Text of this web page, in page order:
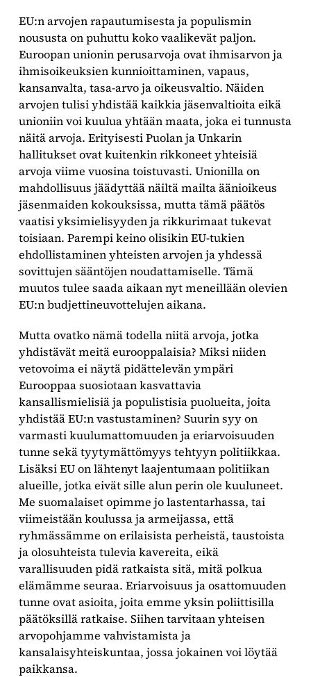
EU:n arvojen rapautumisesta ja populismin
noususta on puhuttu koko vaalikevät paljon.
Euroopan unionin perusarvoja ovat ihmisarvon ja
ihmisoikeuksien kunnioittaminen, vapaus,
kansanvalta, tasa-arvo ja oikeusvaltio. Näiden
arvojen tulisi yhdistää kaikkia jäsenvaltioita eikä
unioniin voi kuulua yhtään maata, joka ei tunnusta
näitä arvoja. Erityisesti Puolan ja Unkarin
hallitukset ovat kuitenkin rikkoneet yhteisiä
arvoja viime vuosina toistuvasti. Unionilla on
mahdollisuus jäädyttää näiltä mailta äänioikeus
jäsenmaiden kokouksissa, mutta tämä päätös
vaatisi yksimielisyyden ja rikkurimaat tukevat
toisiaan. Parempi keino olisikin EU-tukien
ehdollistaminen yhteisten arvojen ja yhdessä
sovittujen sääntöjen noudattamiselle. Tämä
muutos tulee saada aikaan nyt meneillään olevien
EU:n budjettineuvottelujen aikana.
Mutta ovatko nämä todella niitä arvoja, jotka
yhdistävät meitä eurooppalaisia? Miksi niiden
vetovoima ei näytä pidättelevän ympäri
Eurooppaa suosiotaan kasvattavia
kansallismielisiä ja populistisia puolueita, joita
yhdistää EU:n vastustaminen? Suurin syy on
varmasti kuulumattomuuden ja eriarvoisuuden
tunne sekä tyytymättömyys tehtyyn politiikkaa.
Lisäksi EU on lähtenyt laajentumaan politiikan
alueille, jotka eivät sille alun perin ole kuuluneet.
Me suomalaiset opimme jo lastentarhassa, tai
viimeistään koulussa ja armeijassa, että
ryhmässämme on erilaisista perheistä, taustoista
ja olosuhteista tulevia kavereita, eikä
varallisuuden pidä ratkaista sitä, mitä polkua
elämämme seuraa. Eriarvoisuus ja osattomuuden
tunne ovat asioita, joita emme yksin poliittisilla
päätöksillä ratkaise. Siihen tarvitaan yhteisen
arvopohjamme vahvistamista ja
kansalaisyhteiskuntaa, jossa jokainen voi löytää
paikkansa.